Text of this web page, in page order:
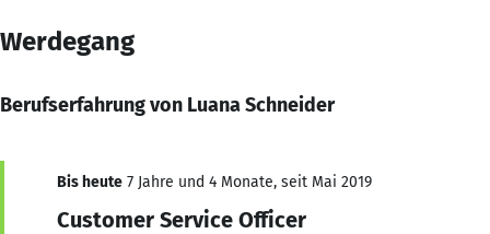
Werdegang
Berufserfahrung von Luana Schneider
Bis heute 7 Jahre und 4 Monate, seit Mai 2019
Customer Service Officer